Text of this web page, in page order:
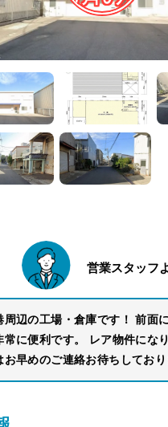
営業スタッフ
周辺の工場・倉庫です！ 前面
常に便利です。 レア物件にな
お早めのご連絡お待ちしており